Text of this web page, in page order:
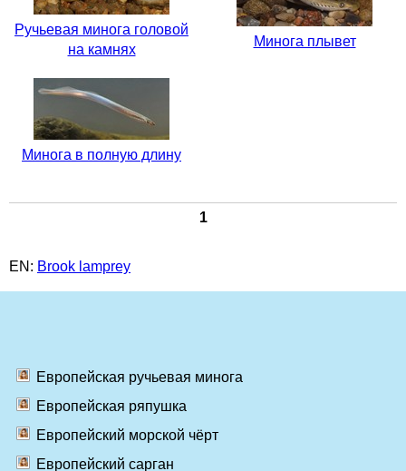
Ручьевая минога головой
на камнях
Минога плывет
Минога в полную длину
1
EN: Brook lamprey
Европейская ручьевая минога
Европейская ряпушка
Европейский морской чёрт
Европейский сарган